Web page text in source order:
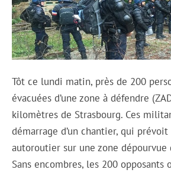
Tôt ce lundi matin, près de 200
évacuées d’une zone à défendre
kilomètres de Strasbourg. Ces
démarrage d’un chantier, qui
autoroutier sur une zone dépourvue
Sans encombres, les 200 opposants